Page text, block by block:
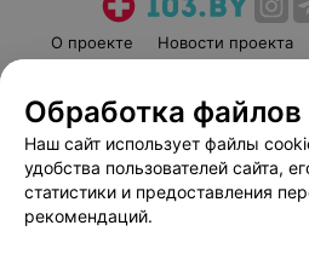
О проекте Новости проекта
Пользовательское
Вакансии
Написать
Обработка
Наш сайт использует файлы
удобства пользователей сайта,
статистики и предоставления
рекомендаций.